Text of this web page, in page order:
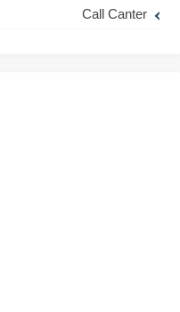
Call Canter